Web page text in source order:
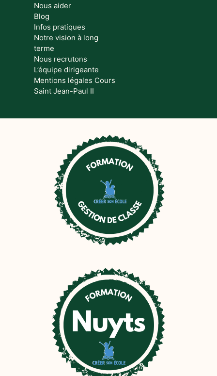
Nous aider
Blog
Infos pratiques
Notre vision à long
terme
Nous recrutons
L’équipe dirigeante
Mentions légales Cours
Saint Jean-Paul II